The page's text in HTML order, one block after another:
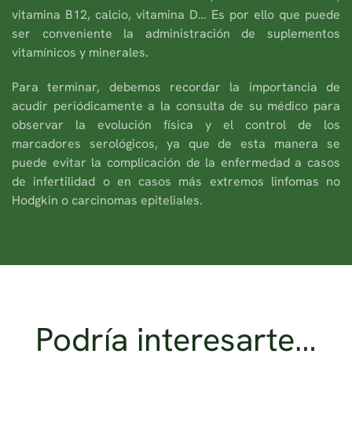
vitamina B12, calcio, vitamina D… Es por ello que puede
ser conveniente la administración de suplementos
vitamínicos y minerales.
Para terminar, debemos recordar la importancia de
acudir periódicamente a la consulta de su médico para
observar la evolución física y el control de los
marcadores serológicos, ya que de esta manera se
puede evitar la complicación de la enfermedad a casos
de infertilidad o en casos más extremos linfomas no
Hodgkin o carcinomas epiteliales.
Podría interesarte…